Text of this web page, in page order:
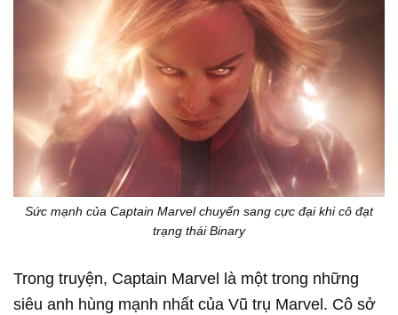
Sức mạnh của Captain Marvel chuyển sang cực đại khi cô đạt
trạng thái Binary
Trong truyện, Captain Marvel là một trong những
siêu anh hùng mạnh nhất của Vũ trụ Marvel. Cô sở